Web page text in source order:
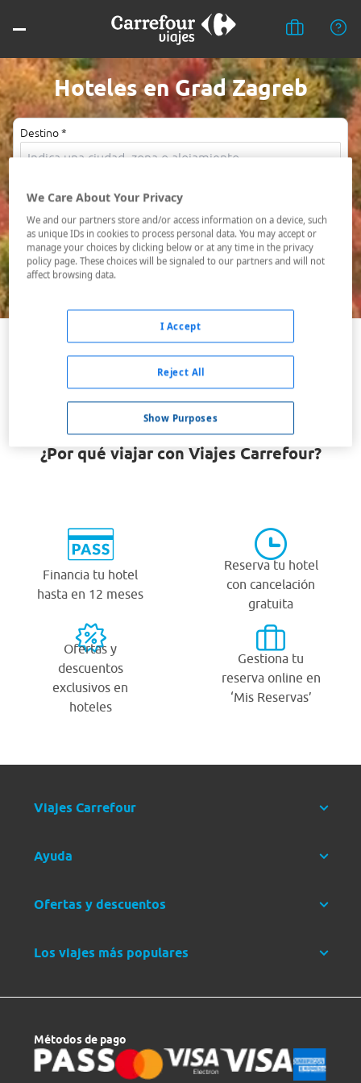
Hoteles en Grad Zagreb
Destino *
10/08/2026 - 11/08/2026
Ocupación *
1 habitación, 2 adultos
Marija Bistrica
Zagreb
¿Por qué viajar con Viajes Carrefour?
Financia tu hotel
hasta en 12 meses
Reserva tu hotel
con cancelación
gratuita
Ofertas y
descuentos
exclusivos en
hoteles
Gestiona tu
reserva online en
‘Mis Reservas’
Viajes Carrefour
Ayuda
Ofertas y descuentos
Los viajes más populares
Métodos de pago
We Care About Your Privacy
We and our partners store and/or access information on a device, such
as unique IDs in cookies to process personal data. You may accept or
manage your choices by clicking below or at any time in the privacy
policy page. These choices will be signaled to our partners and will not
affect browsing data.
Show Purposes
Reject All
I Accept